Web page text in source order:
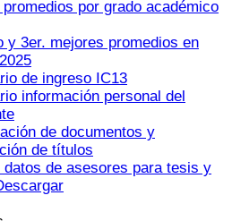
por grado académico
y 3er. mejores promedios en
de ingreso IC13
información personal del
de documentos y
de títulos
datos de asesores para tesis y